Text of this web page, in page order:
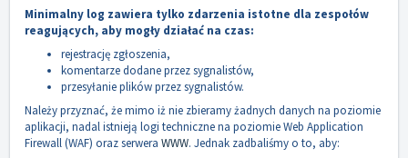
Minimalny log zawiera tylko zdarzenia istotne dla zespołów
reagujących, aby mogły działać na czas:
rejestrację zgłoszenia,
komentarze dodane przez sygnalistów,
przesyłanie plików przez sygnalistów.
Należy przyznać, że mimo iż nie zbieramy żadnych danych na poziomie
aplikacji, nadal istnieją logi techniczne na poziomie Web Application
Firewall (WAF) oraz serwera WWW. Jednak zadbaliśmy o to, aby: